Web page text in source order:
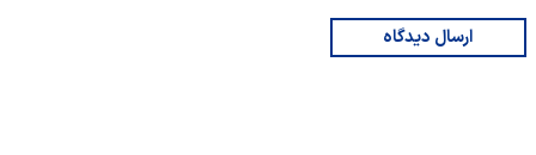
ارسال دیدگاه